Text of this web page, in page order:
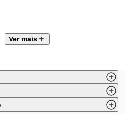
e segurança durante o uso na
Ver mais